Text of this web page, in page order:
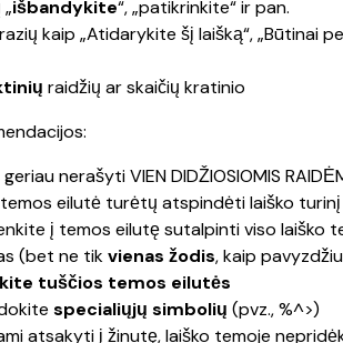
išbandykite“, „patikrinkite“ ir pan.
kaip „Atidarykite šį laišką“, „Būtinai
raidžių ar skaičių kratinio
nerašyti VIEN DIDŽIOSIOMIS
eilutė turėtų atspindėti laiško turinį
į temos eilutę sutalpinti viso laiško
(bet ne tik vienas žodis, kaip
tuščios temos eilutės
specialiųjų simbolių (pvz., %^>)
atsakyti į žinutę, laiško temoje